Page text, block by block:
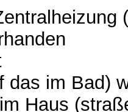
das im Bad)
Haus